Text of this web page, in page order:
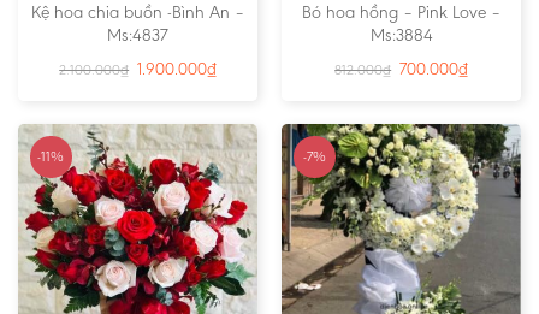
Kệ hoa chia buồn -Bình An –
Ms:4837
2.100.000₫ 1.900.000₫
Bó hoa hồng – Pink Love –
Ms:3884
812.000₫ 700.000₫
-11% -7%